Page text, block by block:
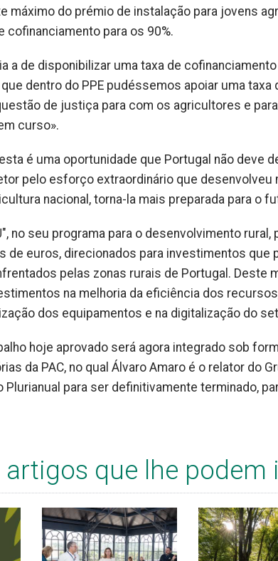
máximo do prémio de instalação para jovens
cofinanciamento para os 90%.
a de disponibilizar uma taxa de
dentro do PPE pudéssemos apoiar uma
de justiça para com os agricultores e
curso».
é uma oportunidade que Portugal não deve
pelo esforço extraordinário que desenvolveu
nacional, torna-la mais preparada para o
no seu programa para o desenvolvimento
de euros, direcionados para investimentos
pelas zonas rurais de Portugal. Deste
na melhoria da eficiência dos
dos equipamentos e na digitalização do
hoje aprovado será agora integrado sob
da PAC, no qual Álvaro Amaro é o relator do
Plurianual para ser definitivamente terminado,
artigos que lhe podem